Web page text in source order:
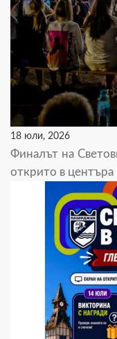
18 юли, 2026
Финалът на
открито в